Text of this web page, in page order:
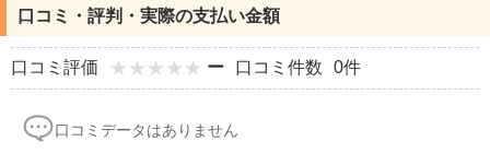
口コミ・評判・実際の支払い金額
口コミ評価 ー 口コミ件数 0件
口コミデータはありません